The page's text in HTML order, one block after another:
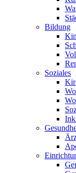
Bildung
Soziales